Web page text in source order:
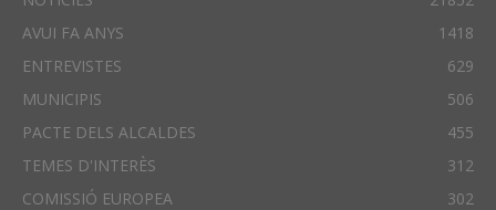
AVUI FA ANYS
1418
ENTREVISTES
629
MUNICIPIS
506
PACTE DELS ALCALDES
455
TEMES D'INTERÈS
312
COMISSIÓ EUROPEA
302